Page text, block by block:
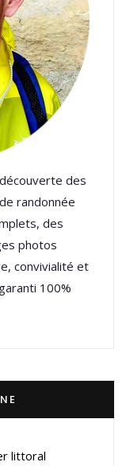
des
randonnée
des
photos
convivialité et
100%